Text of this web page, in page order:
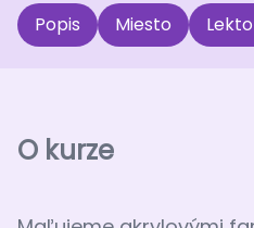
Popis Miesto
O kurze